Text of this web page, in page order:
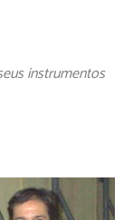
instrumentos